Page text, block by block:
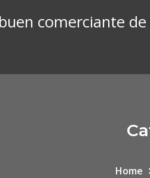
comerciante de
Home